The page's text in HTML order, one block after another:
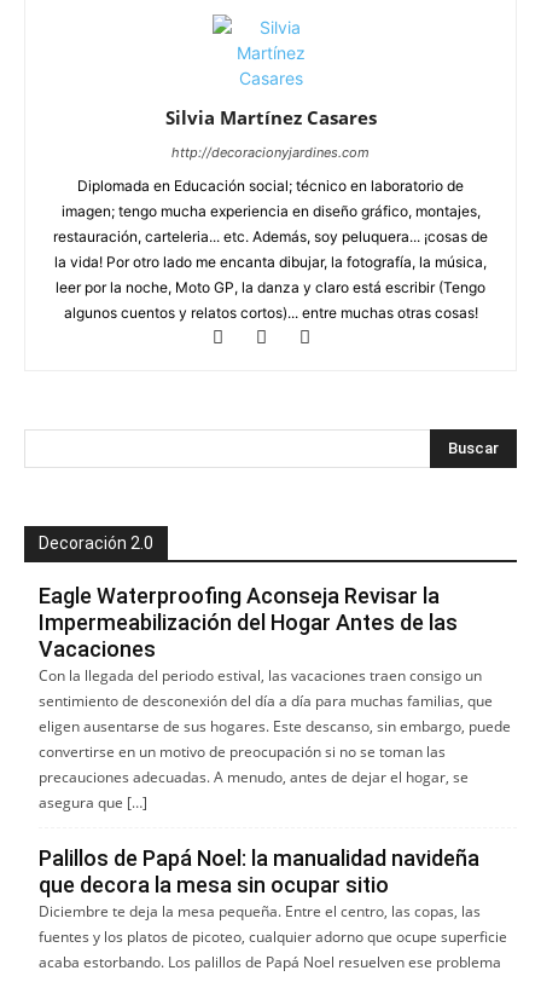
Silvia Martínez Casares
http://decoracionyjardines.com
Diplomada en Educación social; técnico en laboratorio de
imagen; tengo mucha experiencia en diseño gráfico, montajes,
restauración, carteleria... etc. Además, soy peluquera... ¡cosas de
la vida! Por otro lado me encanta dibujar, la fotografía, la música,
leer por la noche, Moto GP, la danza y claro está escribir (Tengo
algunos cuentos y relatos cortos)... entre muchas otras cosas!
Decoración 2.0
Eagle Waterproofing Aconseja Revisar la
Impermeabilización del Hogar Antes de las
Vacaciones
Con la llegada del periodo estival, las vacaciones traen consigo un
sentimiento de desconexión del día a día para muchas familias, que
eligen ausentarse de sus hogares. Este descanso, sin embargo, puede
convertirse en un motivo de preocupación si no se toman las
precauciones adecuadas. A menudo, antes de dejar el hogar, se
asegura que […]
Palillos de Papá Noel: la manualidad navideña
que decora la mesa sin ocupar sitio
Diciembre te deja la mesa pequeña. Entre el centro, las copas, las
fuentes y los platos de picoteo, cualquier adorno que ocupe superficie
acaba estorbando. Los palillos de Papá Noel resuelven ese problema